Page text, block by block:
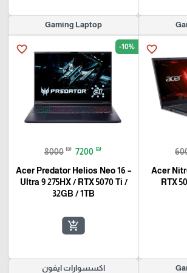
favorite_border
Acer
RTX
Gaming Laptop
favorite_border -10%
8000 ₪ 7200 ₪
Acer Predator Helios Neo 16 –
Ultra 9 275HX / RTX 5070 Ti /
32GB / 1TB
add_shopping_cart
اكسسوارات ايفون